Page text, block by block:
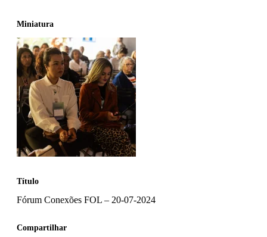
Título
Fórum Conexões FOL – 20-07-2024
Miniatura
Compartilhar